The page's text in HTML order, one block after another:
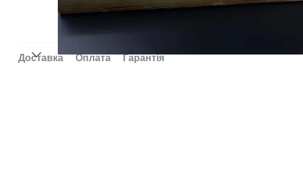
Доставка Оплата Гарантія